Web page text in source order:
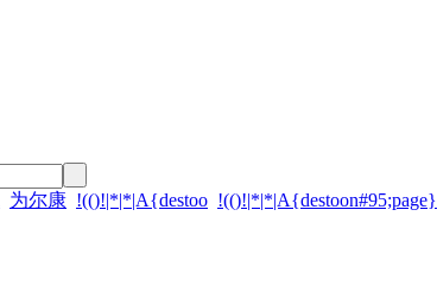
为尔康 !(()!|*|*|A{destoo !(()!|*|*|A{destoon#95;page}